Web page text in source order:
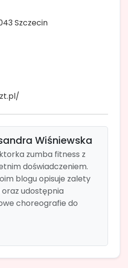
Szczecin
Wiśniewska
zumba fitness z
doświadczeniem.
blogu opisuje zalety
udostępnia
choreografie do